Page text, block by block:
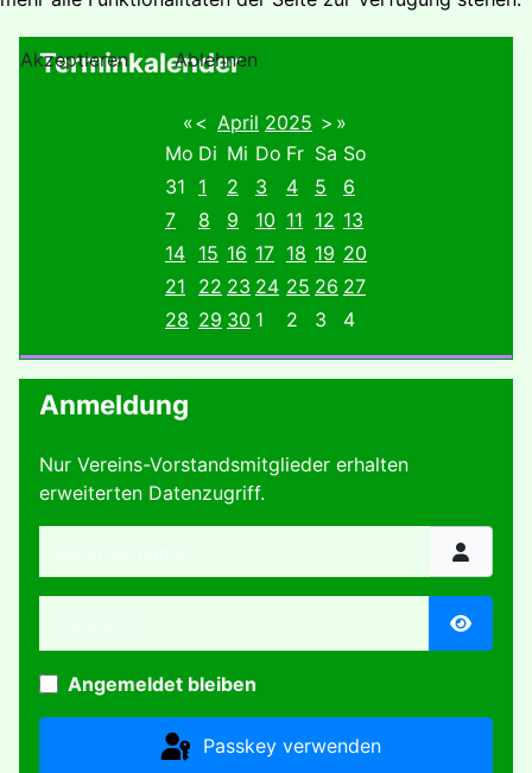
Terminkalender
«< April 2025 > »
Mo Di Mi Do Fr Sa So
31
1 2 3 4 5
6
7
8 9 10 11 12 13
14 15 16 17 18 19 20
21
22 23 24 25 26 27
28 29 30 1 2 3 4
Anmeldung
Nur Vereins-Vorstandsmitglieder erhalten
erweiterten Datenzugriff.
Angemeldet bleiben
Passkey verwenden
Akzeptieren Ablehnen